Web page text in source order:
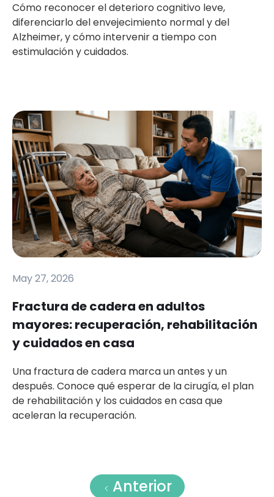
Cómo reconocer el deterioro cognitivo leve,
diferenciarlo del envejecimiento normal y del
Alzheimer, y cómo intervenir a tiempo con
estimulación y cuidados.
May 27, 2026
Fractura de cadera en adultos
mayores: recuperación, rehabilitación
y cuidados en casa
Una fractura de cadera marca un antes y un
después. Conoce qué esperar de la cirugía, el plan
de rehabilitación y los cuidados en casa que
aceleran la recuperación.
Anterior